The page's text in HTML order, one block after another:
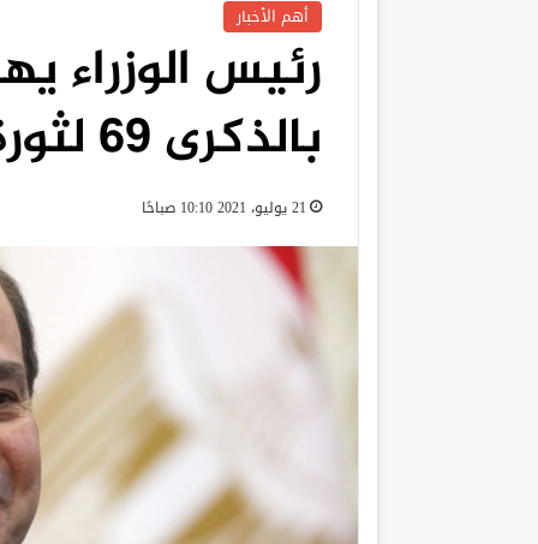
أهم الأخبار
رئيس الوزراء
بالذكرى 69 لثورة 23 يوليو
21 يوليو، 2021 10:10 صباحًا